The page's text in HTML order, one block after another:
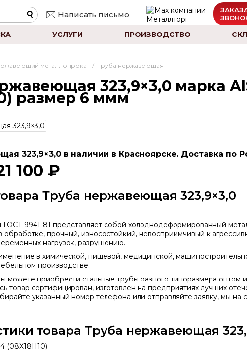
Написать письмо
УСЛУГИ ПРОИЗВОДСТВО
металлопрокат / Труба нержавеющая
323,9×3,0 марка
размер 6 ммм
323,9×3,0 в наличии в Красноярске. Доставка по
100 ₽
Труба нержавеющая 323,9×3,0
ГОСТ 9941-81 представляет собой холоднодеформированный
обработке, прочный, износостойкий, невосприимчивый к
нагрузок, разрушению.
в химической, пищевой, медицинской,
производстве.
можете приобрести стальные трубы разного типоразмера оптом
товар сертифицирован, изготовлен на предприятиях лучших
указанный номер телефона или отправляйте заявку, мы на
товара Труба нержавеющая
(08Х18Н10)